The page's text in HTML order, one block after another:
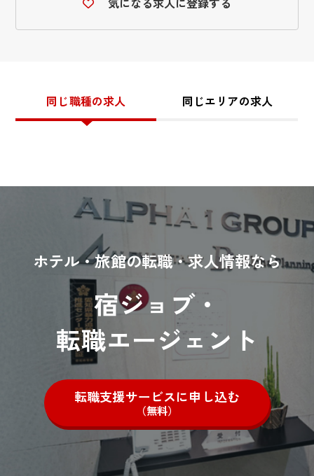
同じ職種の求人 同じエリアの求人
ホテル・旅館の転職・求人情報なら
宿ジョブ・
転職エージェント
転職支援サービスに申し込む
（無料）